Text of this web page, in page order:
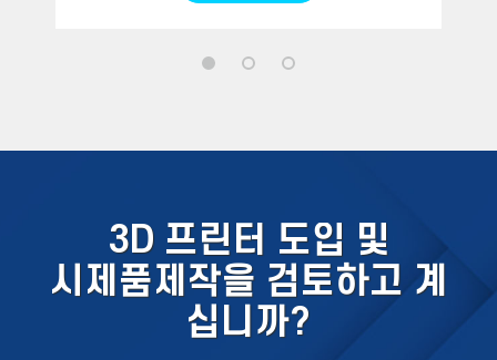
3D 프린터 도입 및
시제품제작을 검토하고 계
십니까?